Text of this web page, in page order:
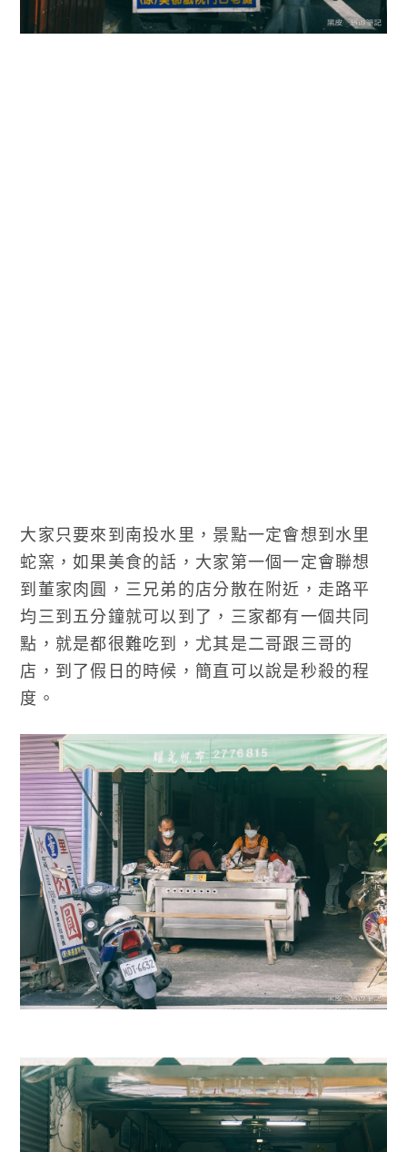
大家只要來到南投水里，景點一定會想到水里
蛇窯，如果美食的話，大家第一個一定會聯想
到董家肉圓，三兄弟的店分散在附近，走路平
均三到五分鐘就可以到了，三家都有一個共同
點，就是都很難吃到，尤其是二哥跟三哥的
店，到了假日的時候，簡直可以說是秒殺的程
度。